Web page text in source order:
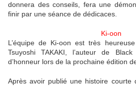
donnera des conseils, fera une
finir par une séance de dédicaces.
Ki-oon
L’équipe de Ki-oon est très
Tsuyoshi TAKAKI, l’auteur de
d’honneur lors de la prochaine édition
Après avoir publié une histoire courte